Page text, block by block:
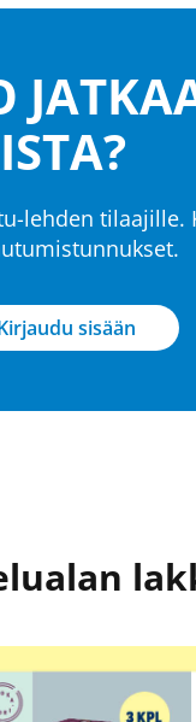
lehden tilaajille.
sisään